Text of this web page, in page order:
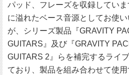
パッド、フレーズを収録してい
に溢れたベース音源としてお使
が、シリーズ製品『GRAVITY
GUITARS』及び『GRAVITY
GUITARS 2』らを補完するライ
ており、製品を組み合わせて使